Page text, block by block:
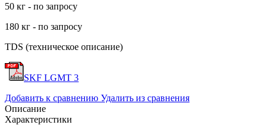
50 кг - по запросу
180 кг - по запросу
TDS (техническое описание)
SKF LGMT 3
Добавить к сравнению Удалить из сравнения
Описание
Характеристики